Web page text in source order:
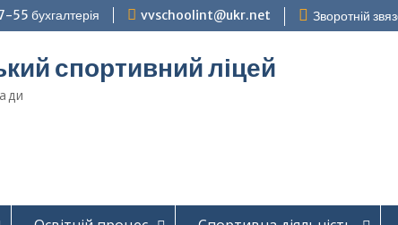
бухгалтерія vvschoolint@ukr.net Зворотній
спортивний ліцей